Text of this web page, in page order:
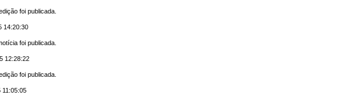
foi publicada.
14:20:30
foi publicada.
12:28:22
foi publicada.
11:05:05